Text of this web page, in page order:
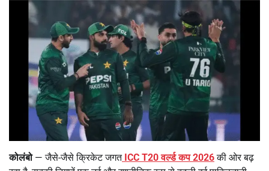
कोलंबो— जैसे-जैसे क्रिकेट जगत ICC T20 वर्ल्ड कप 2026की ओर बढ़